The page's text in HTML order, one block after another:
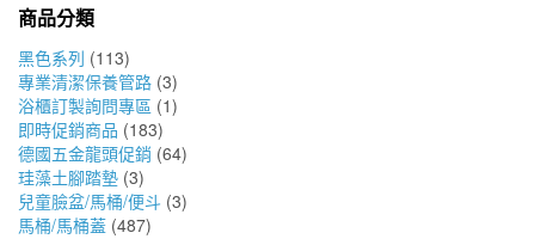
鍵
商品分類
黑色系列 (113)
專業清潔保養管路 (3)
浴櫃訂製詢問專區 (1)
即時促銷商品 (183)
德國五金龍頭促銷 (64)
珪藻土腳踏墊 (3)
兒童臉盆/馬桶/便斗 (3)
馬桶/馬桶蓋 (487)